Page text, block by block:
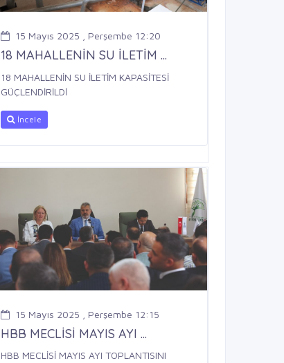
15 Mayıs 2025 , Perşembe 12:20
18 MAHALLENİN SU İLETİM ...
18 MAHALLENİN SU İLETİM KAPASİTESİ
GÜÇLENDİRİLDİ
İncele
15 Mayıs 2025 , Perşembe 12:15
HBB MECLİSİ MAYIS AYI ...
HBB MECLİSİ MAYIS AYI TOPLANTISINI